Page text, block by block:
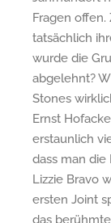
Fragen
tatsächlich
wurde die
abgelehnt?
Stones
Ernst
erstaunlich
dass man die
Lizzie Bravo
ersten Joint
das